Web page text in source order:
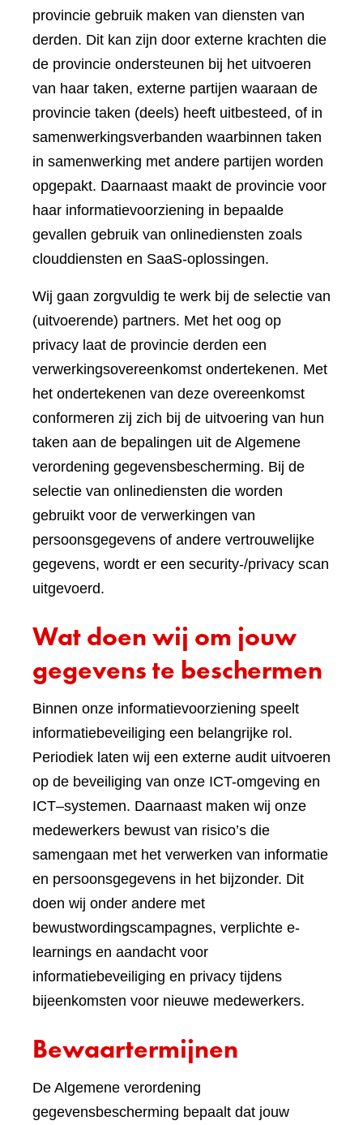
provincie gebruik maken van diensten van
derden. Dit kan zijn door externe krachten die
de provincie ondersteunen bij het uitvoeren
van haar taken, externe partijen waaraan de
provincie taken (deels) heeft uitbesteed, of in
samenwerkingsverbanden waarbinnen taken
in samenwerking met andere partijen worden
opgepakt. Daarnaast maakt de provincie voor
haar informatievoorziening in bepaalde
gevallen gebruik van onlinediensten zoals
clouddiensten en SaaS-oplossingen.
Wij gaan zorgvuldig te werk bij de selectie van
(uitvoerende) partners. Met het oog op
privacy laat de provincie derden een
verwerkingsovereenkomst ondertekenen. Met
het ondertekenen van deze overeenkomst
conformeren zij zich bij de uitvoering van hun
taken aan de bepalingen uit de Algemene
verordening gegevensbescherming. Bij de
selectie van onlinediensten die worden
gebruikt voor de verwerkingen van
persoonsgegevens of andere vertrouwelijke
gegevens, wordt er een security-/privacy scan
uitgevoerd.
Wat doen wij om jouw
gegevens te beschermen
Binnen onze informatievoorziening speelt
informatiebeveiliging een belangrijke rol.
Periodiek laten wij een externe audit uitvoeren
op de beveiliging van onze ICT-omgeving en
ICT–systemen. Daarnaast maken wij onze
medewerkers bewust van risico’s die
samengaan met het verwerken van informatie
en persoonsgegevens in het bijzonder. Dit
doen wij onder andere met
bewustwordingscampagnes, verplichte e-
learnings en aandacht voor
informatiebeveiliging en privacy tijdens
bijeenkomsten voor nieuwe medewerkers.
Bewaartermijnen
De Algemene verordening
gegevensbescherming bepaalt dat jouw